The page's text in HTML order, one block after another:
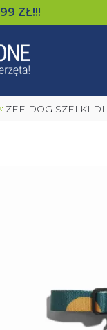
99 ZŁ!!!
ZEE DOG SZELKI